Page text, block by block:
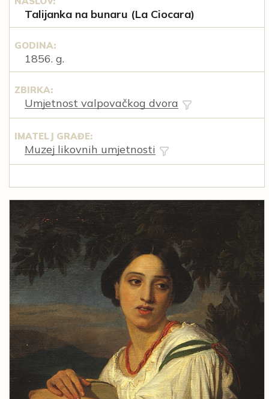
Talijanka na bunaru (La Ciocara)
GODINA:
1856. g.
ZBIRKA:
Umjetnost valpovačkog dvora
IMATELJ GRAĐE:
Muzej likovnih umjetnosti